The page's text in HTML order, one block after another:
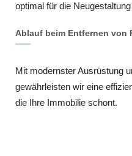
optimal für die
Ablauf beim Entfernen von
Mit modernster Ausrüstung
gewährleisten wir eine
die Ihre Immobilie schont.